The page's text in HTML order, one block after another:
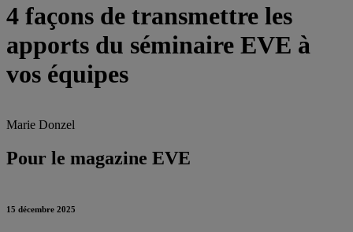
4 façons de transmettre les
apports du séminaire EVE à
vos équipes
Marie Donzel
Pour le magazine EVE
15 décembre 2025